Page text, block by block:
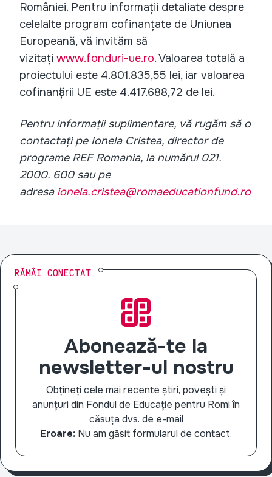
României. Pentru informații detaliate despre
celelalte program cofinanțate de Uniunea
Europeană, vă invităm să
vizitați www.fonduri-ue.ro. Valoarea totală a
proiectului este 4.801.835,55 lei, iar valoarea
cofinanțării UE este 4.417.688,72 de lei.
Pentru informații suplimentare, vă rugăm să o
contactați pe Ionela Cristea, director de
programe REF Romania, la numărul 021.
2000. 600 sau pe
adresa ionela.cristea@romaeducationfund.ro
RĂMÂI CONECTAT
Abonează-te la
newsletter-ul nostru
Obțineți cele mai recente știri, povești și
anunțuri din Fondul de Educație pentru Romi în
căsuța dvs. de e-mail
Eroare: Nu am găsit formularul de contact.